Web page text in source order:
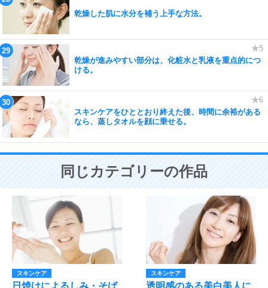
乾燥した肌に水分を補う上手な方法。
乾燥が進みやすい部分は、化粧水と乳液を重点的につ
ける。
スキンケアをひととおり終えた後、時間に余裕がある
なら、蒸しタオルを顔に乗せる。
同じカテゴリーの作品
スキンケア
日焼けによるしみ・そば
スキンケア
透明感のある美白美人に